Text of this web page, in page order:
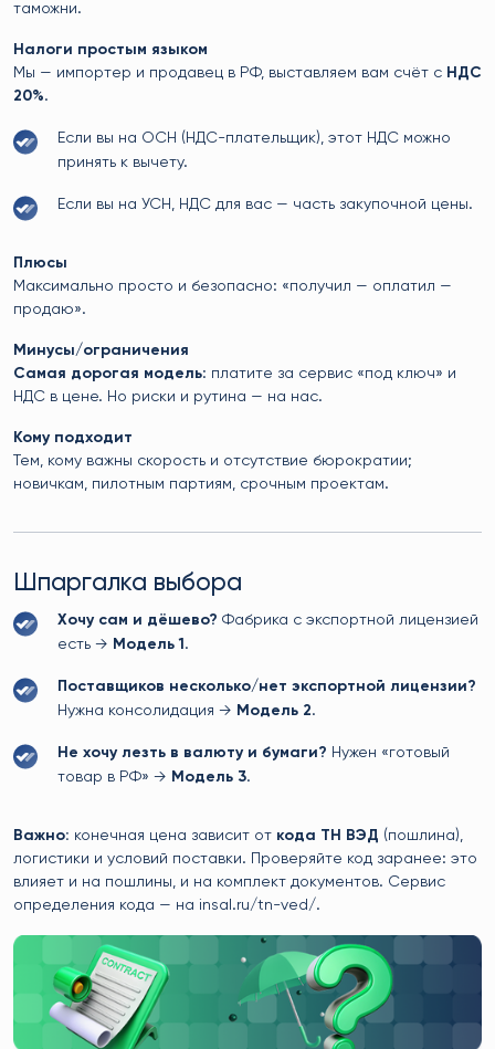
таможни.
Налоги простым языком
Мы — импортер и продавец в РФ, выставляем вам счёт с НДС
20%.
Если вы на ОСН (НДС-плательщик), этот НДС можно
принять к вычету.
Если вы на УСН, НДС для вас — часть закупочной цены.
Плюсы
Максимально просто и безопасно: «получил — оплатил —
продаю».
Минусы/ограничения
Самая дорогая модель: платите за сервис «под ключ» и
НДС в цене. Но риски и рутина — на нас.
Кому подходит
Тем, кому важны скорость и отсутствие бюрократии;
новичкам, пилотным партиям, срочным проектам.
Шпаргалка выбора
Хочу сам и дёшево? Фабрика с экспортной лицензией
есть → Модель 1 .
Поставщиков несколько/нет экспортной лицензии?
Нужна консолидация → Модель 2.
Не хочу лезть в валюту и бумаги? Нужен «готовый
товар в РФ» → Модель 3.
Важно: конечная цена зависит от кода ТН ВЭД (пошлина),
логистики и условий поставки. Проверяйте код заранее: это
влияет и на пошлины, и на комплект документов. Сервис
определения кода — на insal.ru/tn-ved/.